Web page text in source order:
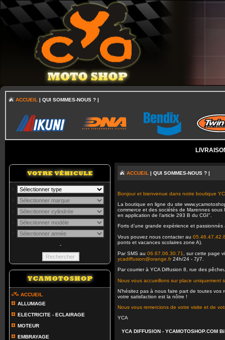
ACCUEIL | QUI SOMMES-NOUS ? |
-
ACCUEIL
ALLUMAGE
ELECTRICITE - ECLAIRAGE
MOTEUR
EMBRAYAGE
ACCUEIL | QUI SOMMES-NOUS ? |
Bonjour et bienvenue dans notre boutique
La boutique en ligne du site
commerce et des sociétés de Marennes
en application de l’article 293 B du CGI".
Forts d’une grande expérience et
Vous pouvez nous contacter au
ponts et vacances scolaires zone A).
Par SMS au 06.67.06.30.71
, sur cette page
ycadiffusion@orange.fr24h/24 - 7j/7.
Par courrier à YCA Diffusion 8, rue des
Nous vous accueillons sur place uniquement
N’hésitez pas à nous faire part de toutes vos
votre satisfaction est la nôtre !
Nous vous remercions de votre visite et de
YCA
YCA DIFFUSION -